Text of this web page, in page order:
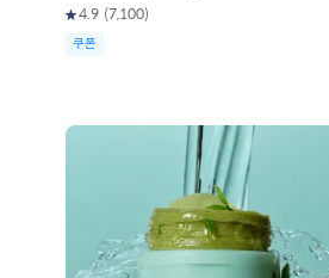
4.9 (7,100)
쿠폰